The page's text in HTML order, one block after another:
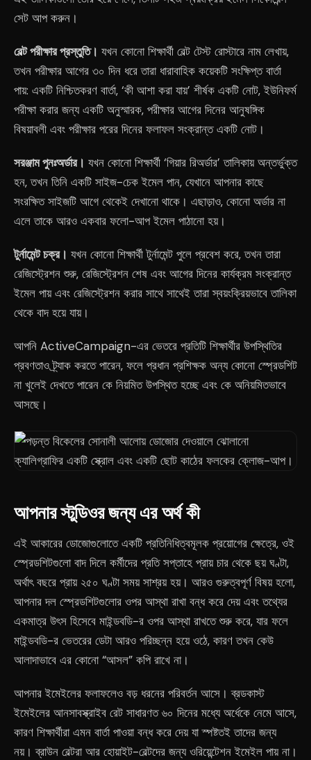
সেট আপ করুন।
বেল্ট পরীক্ষার প্রস্তুতি। যখন কোনো শিক্ষার্থী বেল্ট টেস্ট রোস্টারে নাম লেখায়,
তখন পরীক্ষার আগের ৩০ দিন ধরে তারা ধারাবাহিক কয়েকটি সংক্ষিপ্ত বার্তা
পায়: একটি নিশ্চিতকরণ বার্তা, ‘কী আশা করা যায়’ শীর্ষক একটি নোট, ইউনিফর্ম
পরীক্ষা করার জন্য একটি অনুস্মারক, পরীক্ষার আগের দিনের আনুষঙ্গিক
বিষয়াবলী এবং পরীক্ষার পরের দিনের ফলাফল সংক্রান্ত একটি নোট।
সরঞ্জাম পুনঃঅর্ডার। যখন কোনো শিক্ষার্থী ‘গিয়ার রিঅর্ডার’ তালিকায় অন্তর্ভুক্ত
হন, তখন তিনি একটি সাইজ-চেক ইমেল পান, যেখানে আপনার কাছে
সংরক্ষিত সাইজটি আগে থেকেই দেখানো থাকে। এছাড়াও, কোনো অর্ডার না
এলে তাকে আরও একবার ফলো-আপ ইমেল পাঠানো হয়।
টুর্নামেন্ট চক্র। যখন কোনো শিক্ষার্থী টুর্নামেন্ট পুলে প্রবেশ করে, তখন তারা
রেজিস্ট্রেশন শুরু, রেজিস্ট্রেশন শেষ এবং আগের দিনের কার্যক্রম সংক্রান্ত
ইমেল পায় এবং রেজিস্ট্রেশন করার সাথে সাথেই তারা স্বয়ংক্রিয়ভাবে তালিকা
থেকে বাদ হয়ে যায়।
আপনি ActiveCampaign-এর ভেতরে প্রতিটি শিক্ষার্থীর উপস্থিতির
প্রবণতাও ট্র্যাক করতে পারেন, ফলে প্রধান প্রশিক্ষক অন্য কোনো স্প্রেডশিট
না খুলেই দেখতে পারেন কে নিয়মিত উপস্থিত হচ্ছে এবং কে অনিয়মিতভাবে
আসছে।
আপনার স্টুডিওর জন্য এর অর্থ কী
এই আকারের ডোজোগুলোতে একটি প্রতিনিধিত্বমূলক প্রয়োগের ক্ষেত্রে, ওই
স্প্রেডশিটগুলো বাদ দিলে কর্মীদের প্রতি সপ্তাহে প্রায় চার থেকে ছয় ঘণ্টা,
অর্থাৎ বছরে প্রায় ২৫০ ঘণ্টা সময় সাশ্রয় হয়। আরও গুরুত্বপূর্ণ বিষয় হলো,
আপনার দল স্প্রেডশিটগুলোর ওপর আস্থা রাখা বন্ধ করে দেয় এবং তথ্যের
একমাত্র উৎস হিসেবে মাইন্ডবডি-র ওপর আস্থা রাখতে শুরু করে, যার ফলে
মাইন্ডবডি-র ভেতরের ডেটা আরও পরিচ্ছন্ন হয়ে ওঠে, কারণ তখন কেউ
আলাদাভাবে এর কোনো “আসল” কপি রাখে না।
আপনার ইমেইলের ফলাফলেও বড় ধরনের পরিবর্তন আসে। ব্রডকাস্ট
ইমেইলের আনসাবস্ক্রাইব রেট সাধারণত ৬০ দিনের মধ্যে অর্ধেকে নেমে আসে,
কারণ শিক্ষার্থীরা এমন বার্তা পাওয়া বন্ধ করে দেয় যা স্পষ্টতই তাদের জন্য
নয়। ব্রাউন বেল্টরা আর হোয়াইট-বেল্টদের জন্য ওরিয়েন্টেশন ইমেইল পায় না।